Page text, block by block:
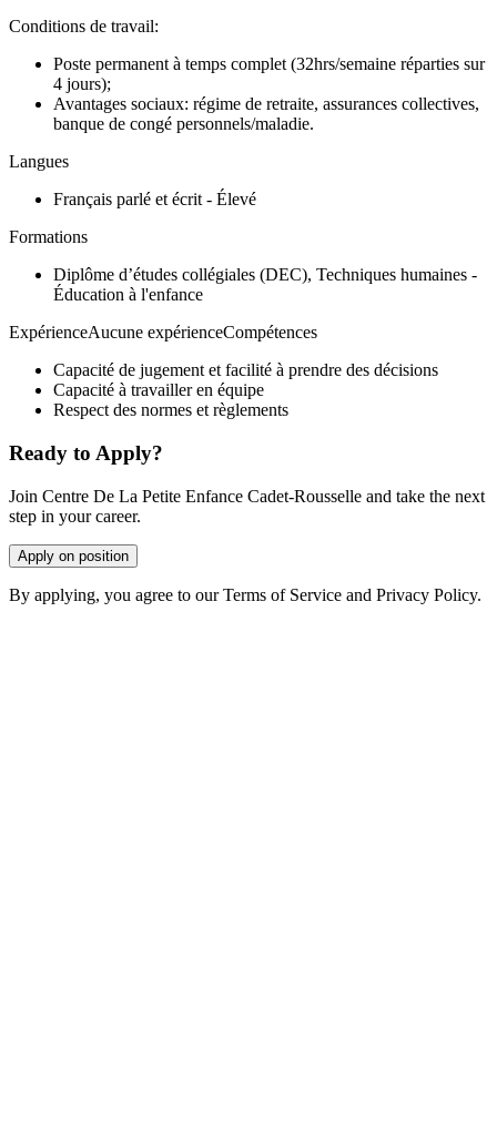
Conditions de travail:
Poste permanent à temps complet (32hrs/semaine réparties sur
4 jours);
Avantages sociaux: régime de retraite, assurances collectives,
banque de congé personnels/maladie.
Langues
Français parlé et écrit - Élevé
Formations
Diplôme d’études collégiales (DEC), Techniques humaines -
Éducation à l'enfance
ExpérienceAucune expérienceCompétences
Capacité de jugement et facilité à prendre des décisions
Capacité à travailler en équipe
Respect des normes et règlements
Ready to Apply?
Join Centre De La Petite Enfance Cadet-Rousselle and take the next
step in your career.
Apply on position
By applying, you agree to our Terms of Service and Privacy Policy.